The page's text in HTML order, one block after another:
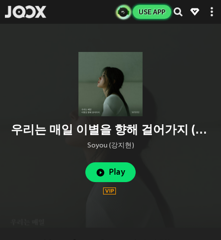
USE APP
우리는 매일 이별을 향해 걸어가지 (Farewell Everyday)
Soyou (강지현)
Play